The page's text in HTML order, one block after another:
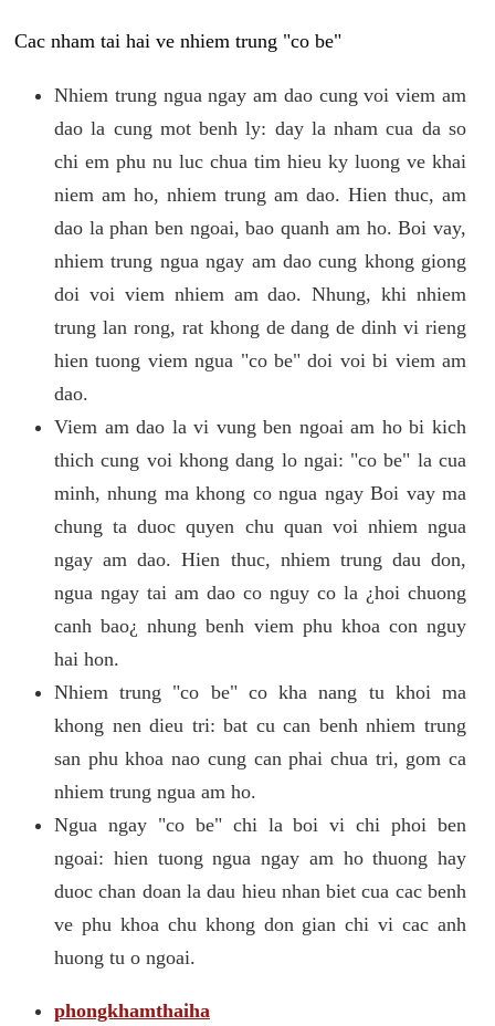
Cac nham tai hai ve nhiem trung "co be"
Nhiem trung ngua ngay am dao cung voi viem am
dao la cung mot benh ly: day la nham cua da so
chi em phu nu luc chua tim hieu ky luong ve khai
niem am ho, nhiem trung am dao. Hien thuc, am
dao la phan ben ngoai, bao quanh am ho. Boi vay,
nhiem trung ngua ngay am dao cung khong giong
doi voi viem nhiem am dao. Nhung, khi nhiem
trung lan rong, rat khong de dang de dinh vi rieng
hien tuong viem ngua "co be" doi voi bi viem am
dao.
Viem am dao la vi vung ben ngoai am ho bi kich
thich cung voi khong dang lo ngai: "co be" la cua
minh, nhung ma khong co ngua ngay Boi vay ma
chung ta duoc quyen chu quan voi nhiem ngua
ngay am dao. Hien thuc, nhiem trung dau don,
ngua ngay tai am dao co nguy co la ¿hoi chuong
canh bao¿ nhung benh viem phu khoa con nguy
hai hon.
Nhiem trung "co be" co kha nang tu khoi ma
khong nen dieu tri: bat cu can benh nhiem trung
san phu khoa nao cung can phai chua tri, gom ca
nhiem trung ngua am ho.
Ngua ngay "co be" chi la boi vi chi phoi ben
ngoai: hien tuong ngua ngay am ho thuong hay
duoc chan doan la dau hieu nhan biet cua cac benh
ve phu khoa chu khong don gian chi vi cac anh
huong tu o ngoai.
phongkhamthaiha